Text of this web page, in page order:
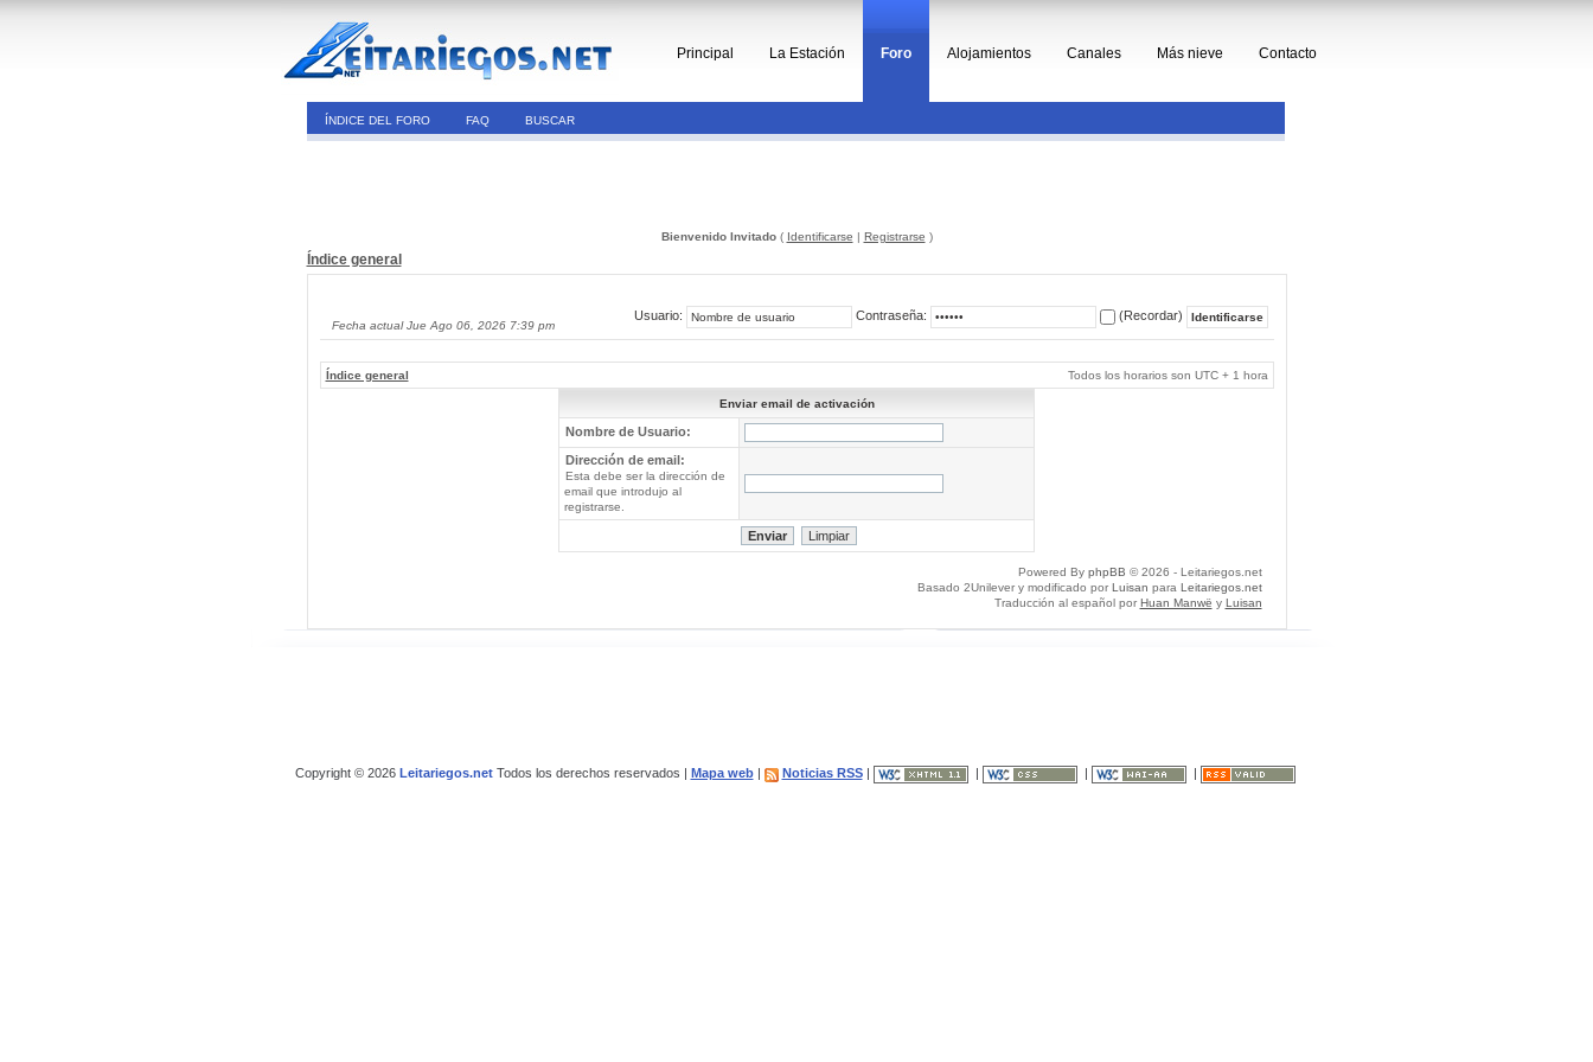
Principal La Estación Foro Alojamientos Canales Más nieve Contacto
ÍNDICE DEL FORO FAQ BUSCAR
Bienvenido Invitado( Identificarse | Registrarse )
Índice general
Fecha actual Jue Ago 06, 2026 7:39 pm
Usuario: Contraseña: (Recordar)
Índice general Todos los horarios son UTC + 1 hora
Enviar email de activación
Nombre de Usuario:
Dirección de email:
Esta debe ser la dirección de
email que introdujo al
registrarse.
Powered By phpBB © 2026 - Leitariegos.net
Basado 2Unilever y modificado por Luisan para Leitariegos.net
Traducción al español por Huan Manwë y Luisan
Copyright © 2026 Leitariegos.netTodos los derechos reservados | Mapa web| Noticias RSS|